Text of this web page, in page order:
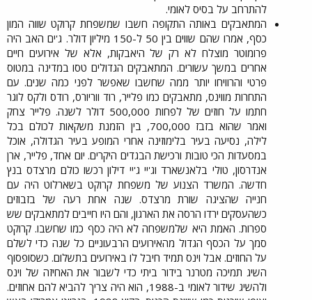
להתרחב על בסיס לאומי.​
המתאבקים באותה התקופה חשבו שמשפחת קרוקט שווה המון
כסף, אמרו שהם שווים בין 50 ל-150 מיליון דולר. ג'ים האב היה
פרומוטר מוצלח לא רק של היאבקות, אלא של אירועים חיים
אחרים במשך עשורים. המתאבקים הגדולים טסו במדינה במטוס
פרטי והרוויחו יותר ממה שחשבו שאפשר לפני כמה שנים. עם
התחרות מווינס, מתאבקים כמו פלייר, רוד ווריורס, רודס ולקס לוגר
חתמו על חוזים של לפחות 500,000 דולר לשנה. פלייר צחק
ואמר שהוא בזבז 700,000, בין הזמנת משקאות לכולם בכל
לילה, נסיעה בעיר בלימוזינה אחרי המופע בעיר הגדולה, אוכל
במסעדות הכי טובות ורכישת הבגדים היקרים. יום אחד, פלייר, ארן
אנדרסון, טולי בלאנשארד וג'יי ג'יי דילון רכשו כולם מרצדס בנץ
חדשה. המשרד הצנוע של משפחת קרוקט בשארלוט היה עם
חנייה שהציגה שורת מרצדס. שנה אחת רעה של בזבוזים
כשהעסקים ירדו הרסה את הארגון, והם היו חייבים למתאבקים שש
ספרות. האמת היא שלמשפחה לא היה כסף כמו שחשבו. קרוקט
סמך על הכסף הגדול מהאירועים הרבעוניים כל שנה כדי לשלם
על החוזים. אבל וינס תמיד חיבל לו באירועים בתשלום. כשסופסוף
השיג תמיכה מטרנר בידור ביתי כדי לשבור את האחיזה של וינס
ולהשיג שידור לאומי ב-1988, הוא היה צריך להביא להם אחוזים.